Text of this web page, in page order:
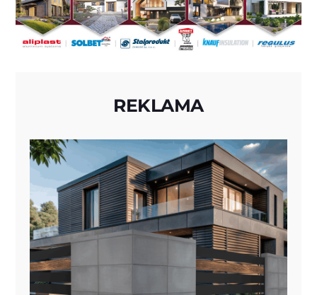
REKLAMA